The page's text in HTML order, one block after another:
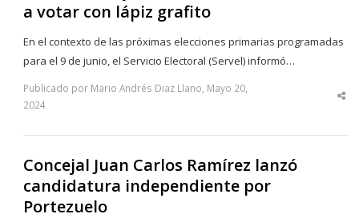
a votar con lápiz grafito
En el contexto de las próximas elecciones primarias programadas
para el 9 de junio, el Servicio Electoral (Servel) informó…
Publicado por Mario Andrés Diaz Llano, Mayo 20,
2024
Concejal Juan Carlos Ramírez lanzó
candidatura independiente por
Portezuelo